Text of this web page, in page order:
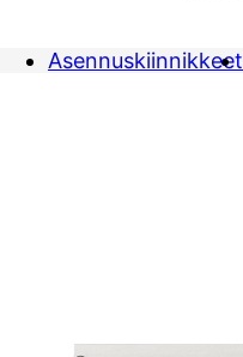
Asennuskiinnikkeet